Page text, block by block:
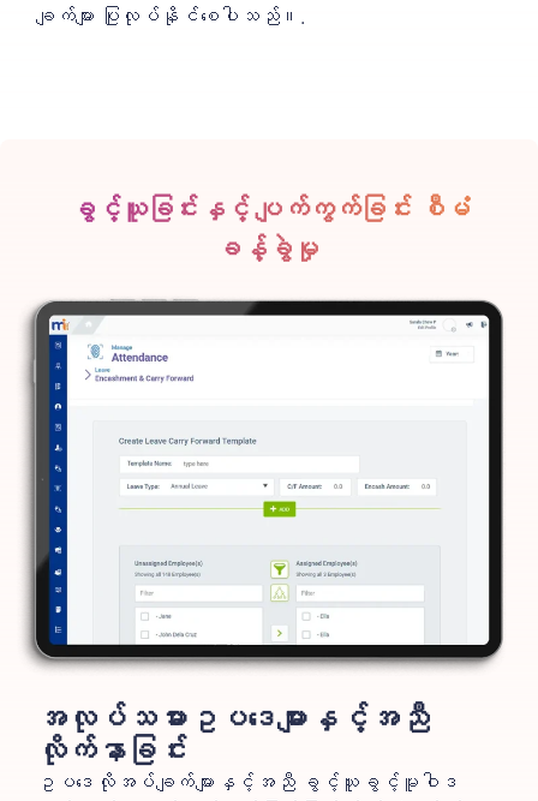
ချက်များ ပြုလုပ်နိုင်စေပါသည်။.
ခွင့်ယူခြင်းနှင့် ပျက်ကွက်ခြင်း စီမံ
ခန့်ခွဲမှု
အလုပ်သမားဥပဒေများနှင့်အညီ
လိုက်နာခြင်း
ဥပဒေလိုအပ်ချက်များနှင့်အညီ ခွင့်ယူခွင့်မူဝါဒ